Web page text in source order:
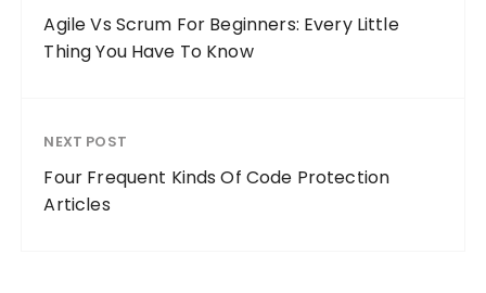
Agile Vs Scrum For Beginners: Every Little
Thing You Have To Know
NEXT POST
Four Frequent Kinds Of Code Protection
Articles